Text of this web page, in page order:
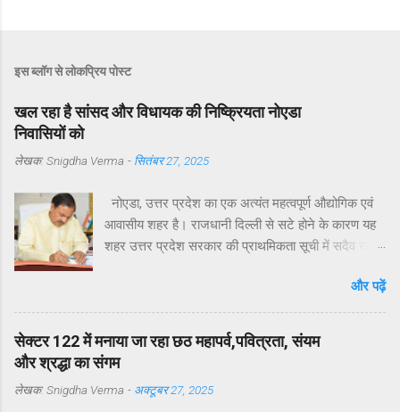
इस ब्लॉग से लोकप्रिय पोस्ट
खल रहा है सांसद और विधायक की निष्क्रियता नोएडा
निवासियों को
लेखक: Snigdha Verma - सितंबर 27, 2025
नोएडा, उत्तर प्रदेश का एक अत्यंत महत्वपूर्ण औद्योगिक एवं
आवासीय शहर है। राजधानी दिल्ली से सटे होने के कारण यह
शहर उत्तर प्रदेश सरकार की प्राथमिकता सूची में सदैव रहा
विगत वर्षों में नोएडा, ग्रेटर नोएडा और यमुना एक्सप्रेसवे क्षेत्रों
का अभूतपूर्व दौरा किया है।परंतु, यह अत्यंत खेदजनक है कि
स्थानीय सांसद डॉ. महेश शर्मा एवं विधायक श्री पंकज सिंह
नोएडा के विकास में अपेक्षित सक्रियता नहीं दिखा रहे हैं।
उठाने के बावजूद ठोस कार्यवाही नहीं हो रही है। यह कहना है
और पढ़ें
सेक्टर 122 में मनाया जा रहा छठ महापर्व,पवित्रता, संयम
और श्रद्धा का संगम
लेखक: Snigdha Verma - अक्टूबर 27, 2025